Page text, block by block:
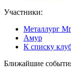
Участники:
Металлург
Амур
К списку
Ближайшие